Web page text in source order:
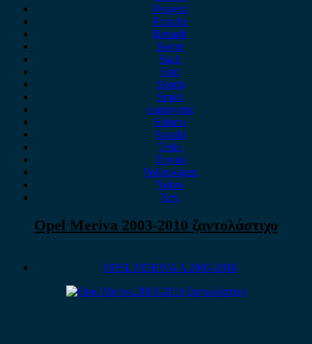
Peugeot
Porsche
Renault
Rover
Saab
Seat
Skoda
Smart
ssangyong
Subaru
Suzuki
Tesla
Toyota
Volkswagen
Volvo
Xev
Opel Meriva 2003-2010 ζαντολάστιχο
OPEL MERIVA A 2003-2010